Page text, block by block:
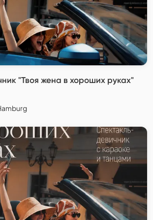
"Твоя жена в хороших руках"